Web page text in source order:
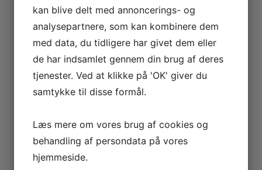
historier om den smukke Ø. Et
besøg indeholder altid “Øens
Lækkerier” – såvel smagen som
historien..
Der er flere muligheder for at
finde det perfekte sted at
Hvad enten I ønsker at
kan blive delt med annoncerings- og
analysepartnere, som kan kombinere dem
med data, du tidligere har givet dem eller
de har indsamlet gennem din brug af deres
tjenester. Ved at klikke på 'OK' giver du
samtykke til disse formål.
Læs mere om vores brug af cookies og
behandling af persondata på vores
hjemmeside.